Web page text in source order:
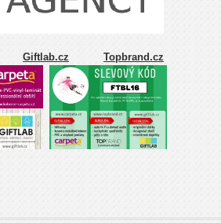
Giftlab.cz Topbrand.cz